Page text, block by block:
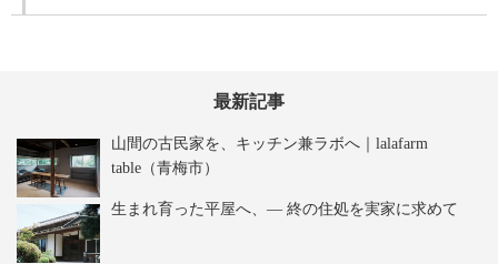
最新記事
山間の古民家を、キッチン兼ラボへ｜lalafarm
table（青梅市）
生まれ育った平屋へ、― 終の住処を実家に求めて